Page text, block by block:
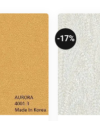
-17%